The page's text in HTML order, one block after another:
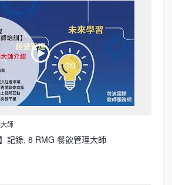
師
記錄, 8 RMG 餐飲管理大師